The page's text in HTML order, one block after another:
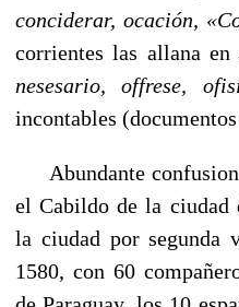
conciderar, ocación,
corrientes las allana en
nesesario, offrese,
incontables
Abundante
el Cabil­do de la ciudad
la ciudad por segun­da
1580, con 60